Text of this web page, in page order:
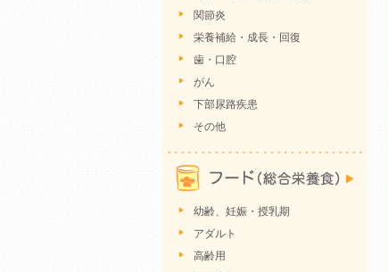
関節炎
栄養補給・成長・回復
歯・口腔
がん
下部尿路疾患
その他
幼齢、妊娠・授乳期
アダルト
高齢用